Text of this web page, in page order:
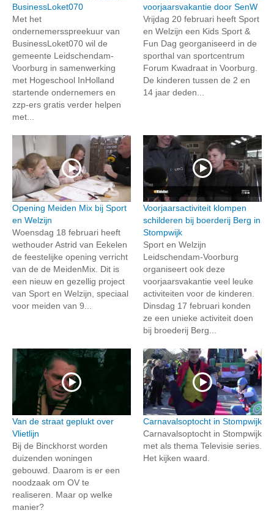
BusinessLoket070
Met het
ondernemersspreekuur van
BusinessLoket070 wil de
gemeente Leidschendam-
Voorburg in samenwerking
met Hogeschool InHolland
startende ondernemers en
zzp-ers gratis verder helpen
met...
voorjaarsvakantie door SenW
Vrijdag 20 februari heeft Sport
en Welzijn een Kids Sport &
Fun Dag georganiseerd in de
sporthal van sportcentrum
Forum Kwadraat in Voorburg.
De kinderen tussen de 2 en
14 jaar deden...
Opening Meiden Mix bij Sport
en Welzijn
Woensdag 18 februari heeft
wethouder Astrid van Eekelen
de feestelijke opening verricht
van de de MeidenMix. Dit is
een nieuw en gezellig project
van Sport en Welzijn, speciaal
voor meiden van 9...
Voorjaarsactiviteit klompen
schilderen bij boerderij Berg in
Stompwijk
Sport en Welzijn
Leidschendam-Voorburg
organiseert ook deze
voorjaarsvakantie veel leuke
activiteiten voor de kinderen.
Dinsdag 17 februari konden
ze een unieke activiteit doen
bij broederij Berg...
Van de straat geplukt over
Vlietlijn
Bij de Binckhorst worden
duizenden woningen
gebouwd. Daarom is er een
noodzaak om OV te
realiseren. Maar op welke
manier?
Carnavalsoptocht in Stompwijk
Carnavalsoptocht in Stompwijk
met als thema Televisie series.
Het kijken waard.